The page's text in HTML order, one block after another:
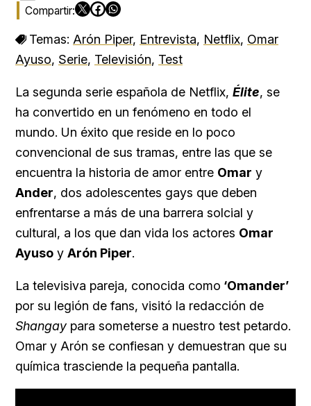
Temas: Arón Piper, Entrevista, Netflix, Omar
Ayuso, Serie, Televisión, Test
La segunda serie española de Netflix, Élite, se
ha convertido en un fenómeno en todo el
mundo. Un éxito que reside en lo poco
convencional de sus tramas, entre las que se
encuentra la historia de amor entre Omar y
Ander, dos adolescentes gays que deben
enfrentarse a más de una barrera solcial y
cultural, a los que dan vida los actores Omar
Ayuso y Arón Piper.
La televisiva pareja, conocida como ‘Omander’
por su legión de fans, visitó la redacción de
Shangay para someterse a nuestro test petardo.
Omar y Arón se confiesan y demuestran que su
química trasciende la pequeña pantalla.